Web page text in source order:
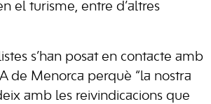
el turisme, entre d’altres
s’han posat en contacte amb
de Menorca perquè “la nostra
amb les reivindicacions que